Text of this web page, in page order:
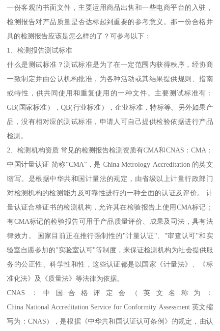
一份客观的书面文件，主要运用商品出售和一些电商平台的入驻，
检测报告对产品质量是否达标起到重要的参考意义。那一份合格并
具的检测报告应该是怎么样的了？可参考以下：
1、检测报告测试标准
什么是测试标准？测试标准是为了在一定范围内获得秩序，经协商
一致制定并由公认机构批准，为各种活动或其结果提供规则、指南
或特性，供共同使用和重复使用的一种文件。主要测试标准有：
GB(国家标准），QB(行业标准），企业标准，特标等。另外如果产
品，没有相对应的测试标准，申请人可自己提供检验依据进行产品
检测。
2、检测机构资质 常见的检测报告检测资质有CMA和CNAS：CMA：
中国计量认证 简称“CMA”，是 China Metrology Accreditation 的英文
缩写。是根据中华共和国计量法的规定，由省级以上计量行政部门
对检测机构的检测能力及可靠性进行的一种全面的认证及评价。 计
量认证合格证书的检测机构，允许其在检验报告上使用CMA标记；
有CMA标记的检验报告可用于产品质量评价、成果及司法，具有法
律效力。 国家目前正在推行强制性的"计量认证"、"审查认可"和实
验室自愿参加的"实验室认可"等制度，来保证检测机构为社会提供服
务的公正性、科学性和性，这些认证都是以国家《计量法》、《标
准化法》及《质量法》等法律为依据。
CNAS：中国合格评定会（英文名称为：
China National Accreditation Service for Conformity Assessment 英文缩
写为：CNAS），是根据《中华共和国认证认可条例》的规定，由认